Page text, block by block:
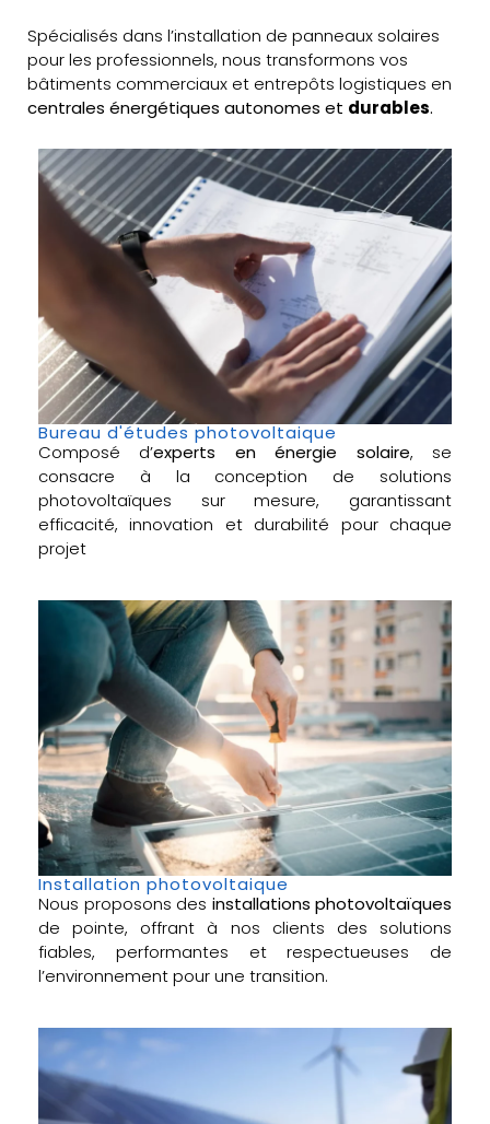
Spécialisés dans l’installation de panneaux solaires
pour les professionnels, nous transformons vos
bâtiments commerciaux et entrepôts logistiques en
centrales énergétiques autonomes et durables.
Bureau d'études photovoltaique
Composé d’experts en énergie solaire, se
consacre à la conception de solutions
photovoltaïques sur mesure, garantissant
efficacité, innovation et durabilité pour chaque
projet
Installation photovoltaique
Nous proposons des installations photovoltaïques
de pointe, offrant à nos clients des solutions
fiables, performantes et respectueuses de
l’environnement pour une transition.